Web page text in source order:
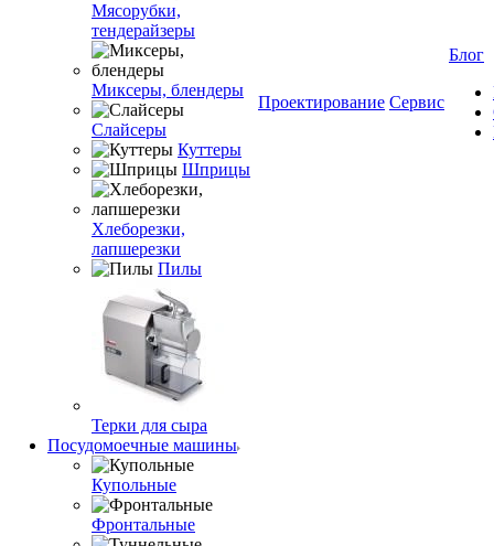
Мясорубки,
тендерайзеры
Миксеры, блендеры
Слайсеры
Куттеры
Шприцы
Хлеборезки,
лапшерезки
Пилы
Терки для сыра
Посудомоечные машины
Купольные
Фронтальные
Проектирование Сервис
Блог